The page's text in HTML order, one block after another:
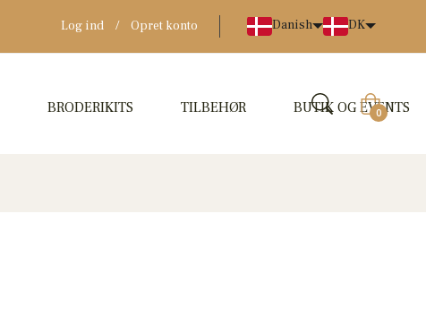
Log ind / Opret konto Danish DK
BRODERIKITS TILBEHØR BUTIK OG EVENTS
0